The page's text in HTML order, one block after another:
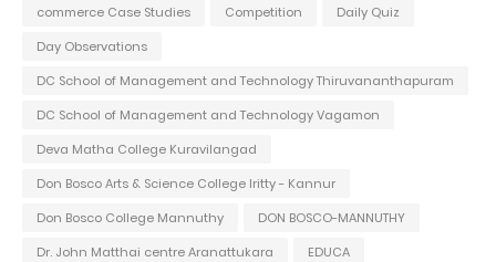
commerce Case Studies
Competition
Daily Quiz
Day Observations
DC School of Management and Technology Thiruvananthapuram
DC School of Management and Technology Vagamon
Deva Matha College Kuravilangad
Don Bosco Arts & Science College Iritty - Kannur
Don Bosco College Mannuthy
DON BOSCO-MANNUTHY
Dr. John Matthai centre Aranattukara
EDUCA